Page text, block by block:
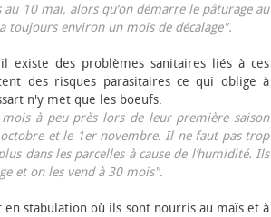
10 mai, alors qu’on démarre le pâturage au
toujours environ un mois de décalage".
existe des problèmes sanitaires liés à ces
des risques parasitaires ce qui oblige à
n'y met que les bœufs.
à peu près lors de leur première saison
et le 1er novembre. Il ne faut pas trop
dans les parcelles à cause de l’humidité. Ils
et on les vend à 30 mois".
stabulation où ils sont nourris au maïs et à